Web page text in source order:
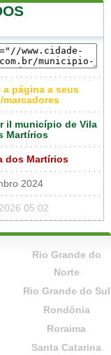
a página a seus
il município de Vila
Martírios
dos Martírios
2024
05:02
Rio Grande do
Norte
Rio Grande do Sul
Rondônia
Roraima
Santa Catarina